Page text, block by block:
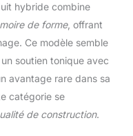
hybride combine
de forme, offrant
Ce modèle semble
soutien tonique avec
avantage rare dans sa
catégorie se
de construction.